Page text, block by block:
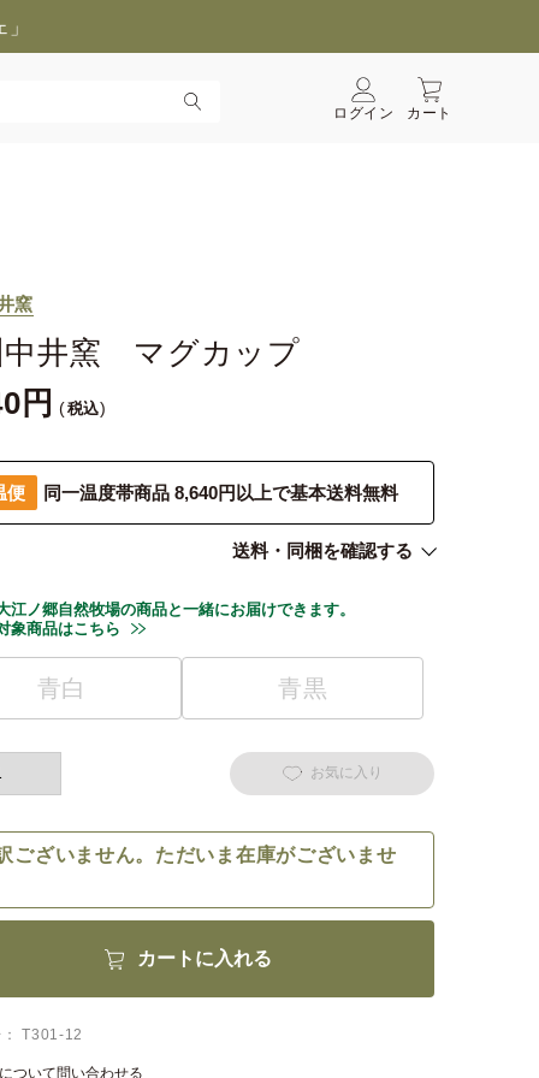
ログイン カート
窯
中井窯 マグカップ
税込
便 同一温度帯商品 8,640円以上で基本送料無料
送料・同梱を確認する
江ノ郷自然牧場の商品と一緒にお届けできます。
象商品はこちら
青白 青黒
お気に入り
ございません。ただいま在庫がございませ
カートに入れる
T301-12
ついて問い合わせる